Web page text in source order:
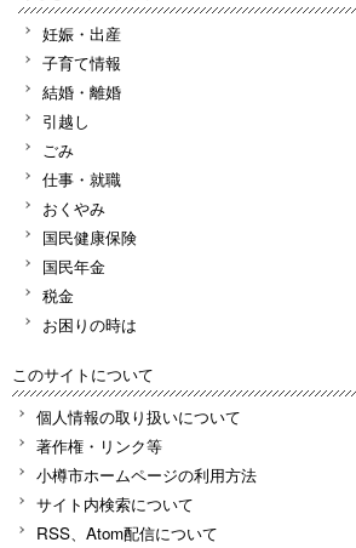
妊娠・出産
子育て情報
結婚・離婚
引越し
ごみ
仕事・就職
おくやみ
国民健康保険
国民年金
税金
お困りの時は
このサイトについて
個人情報の取り扱いについて
著作権・リンク等
小樽市ホームページの利用方法
サイト内検索について
RSS、Atom配信について